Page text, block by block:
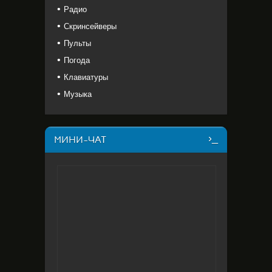
Радио
Скринсейверы
Пульты
Погода
Клавиатуры
Музыка
МИНИ-ЧАТ